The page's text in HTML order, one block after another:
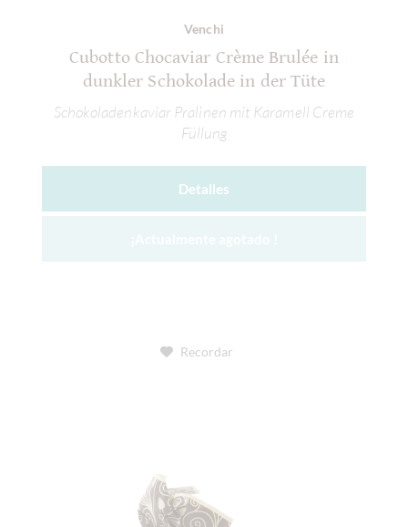
Venchi
Cubotto Chocaviar Crème Brulée in
dunkler Schokolade in der Tüte
Schokoladenkaviar Pralinen mit Karamell Creme
Füllung
Detalles
Recordar